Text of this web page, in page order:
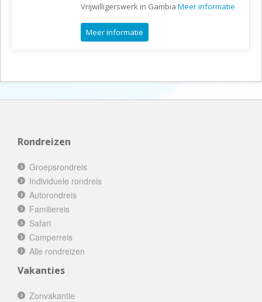
Vrijwilligerswerk in Gambia Meer informatie
Meer informatie
Rondreizen
Groepsrondreis
Individuele rondreis
Autorondreis
Familiereis
Safari
Camperreis
Alle rondreizen
Vakanties
Zonvakantie